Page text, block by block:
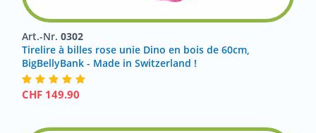
Art.-Nr. 0302
Tirelire à billes rose unie Dino en bois de 60cm,
BigBellyBank - Made in Switzerland !
CHF 149.90